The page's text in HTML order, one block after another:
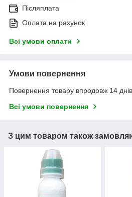
Післяплата
Оплата на рахунок
Всі умови оплати
Умови повернення
Повернення товару впродовж 14
Всі умови повернення
З цим товаром також